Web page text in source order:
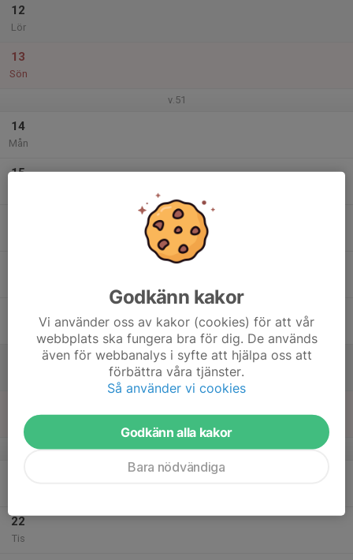
12
Lör
13
Sön
v.51
14
Mån
15
Sön
v.52
22
Tis
Godkänn kakor
Vi använder oss av kakor (cookies) för att vår
webbplats ska fungera bra för dig. De används
även för webbanalys i syfte att hjälpa oss att
förbättra våra tjänster.
Så använder vi cookies
Godkänn alla kakor
Bara nödvändiga